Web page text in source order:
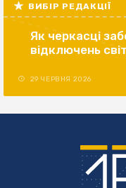
ВИБІР РЕДАКЦІЇ
Як черкасці
відключень
29 ЧЕРВНЯ 2026